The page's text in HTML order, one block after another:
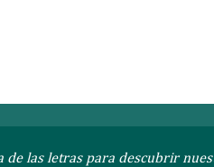
de las letras para descubrir